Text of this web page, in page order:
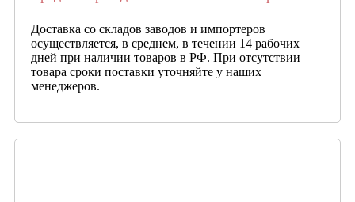
Доставка со складов заводов и импортеров
осуществляется, в среднем, в течении 14 рабочих
дней при наличии товаров в РФ. При отсутствии
товара сроки поставки уточняйте у наших
менеджеров.